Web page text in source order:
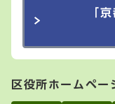
「
区役所ホームペー